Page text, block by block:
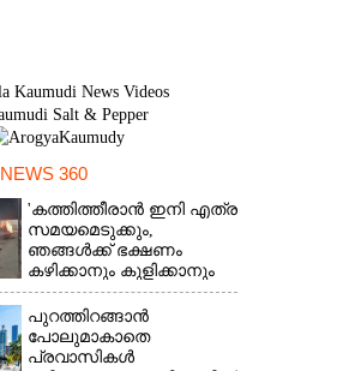
NEWS 360
'കത്തിത്തീരാൻ ഇനി എത്ര
സമയമെടുക്കും,
ഞങ്ങൾക്ക് ഭക്ഷണം
കഴിക്കാനും കുളിക്കാനും
ഉള്ളതാണ്': അച്ഛന്റെ
സംസ്കാരചടങ്ങിനിടെ
മക്കൾ
പുറത്തിറങ്ങാൻ
പോലുമാകാതെ
പ്രവാസികൾ